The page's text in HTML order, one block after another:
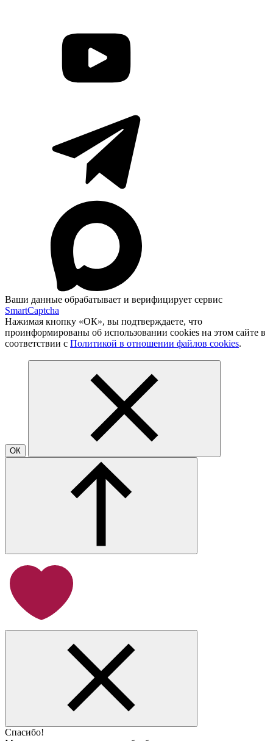
Ваши данные обрабатывает и верифицирует сервис
SmartCaptcha
Нажимая кнопку «ОК», вы подтверждаете, что
проинформированы об использовании cookies на этом сайте в
соответствии с Политикой в отношении файлов cookies.
ОК
Спасибо!